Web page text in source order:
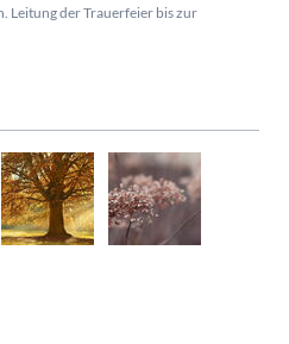
Leitung der Trauerfeier bis zur